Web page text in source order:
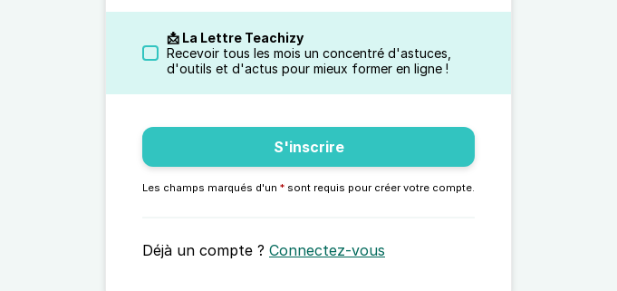
📩 La Lettre Teachizy
Recevoir tous les mois un concentré d'astuces,
d'outils et d'actus pour mieux former en ligne !
S'inscrire
Les champs marqués d'un * sont requis pour créer votre compte.
Déjà un compte ? Connectez-vous